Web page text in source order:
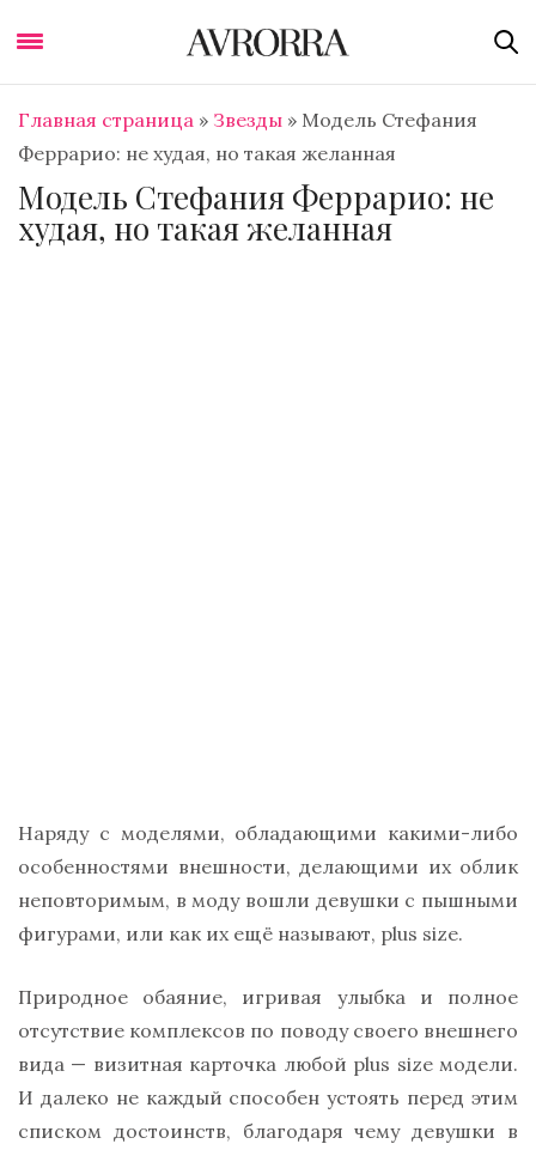
Главная страница » Звезды » Модель Стефания
Феррарио: не худая, но такая желанная
Модель Стефания Феррарио: не
худая, но такая желанная
Наряду с моделями, обладающими какими-либо
особенностями внешности, делающими их облик
неповторимым, в моду вошли девушки с пышными
фигурами, или как их ещё называют, plus size.
Природное обаяние, игривая улыбка и полное
отсутствие комплексов по поводу своего внешнего
вида — визитная карточка любой plus size модели.
И далеко не каждый способен устоять перед этим
списком достоинств, благодаря чему девушки в